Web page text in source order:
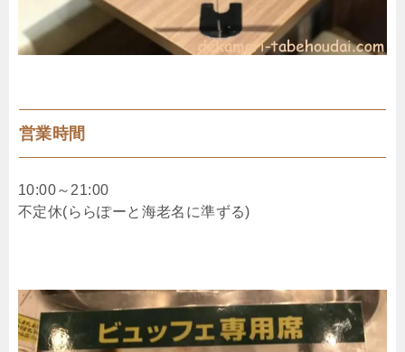
営業時間
10:00～21:00
不定休(ららぽーと海老名に準ずる)